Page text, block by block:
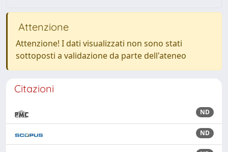
Attenzione
Attenzione! I dati visualizzati non sono stati
sottoposti a validazione da parte dell'ateneo
Citazioni
ND
ND